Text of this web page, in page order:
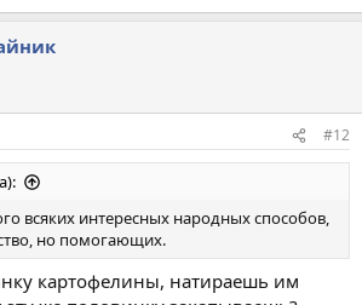
#12
всяких интересных народных способов,
но помогающих.
картофелины, натираешь им